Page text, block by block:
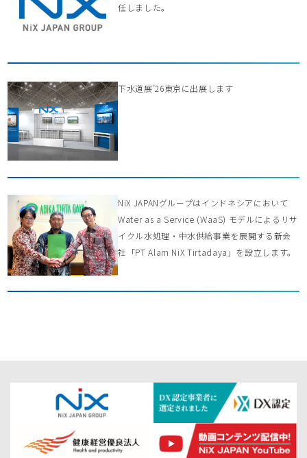
任しました。
下水道展’26東京に出展します
NiX JAPANグループはインドネシアにおいて
Water as a Service (WaaS) モデルによるリサ
イクル水処理・中水供給事業を展開する新会
社「PT Alam NiX Tirtadaya」を設立します。